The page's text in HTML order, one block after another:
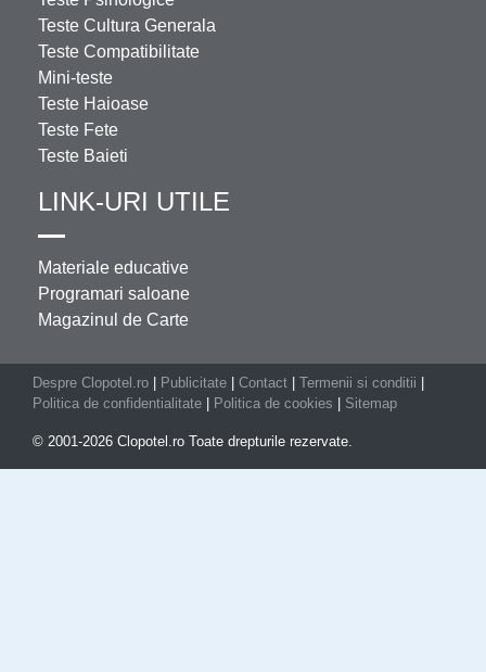
Teste Cultura Generala
Teste Compatibilitate
Mini-teste
Teste Haioase
Teste Fete
Teste Baieti
LINK-URI UTILE
Materiale educative
Programari saloane
Magazinul de Carte
Despre Clopotel.ro Publicitate Contact Termenii si conditii
Politica de confidentialitate
Politica de cookies Sitemap
© 2001-2026 Clopotel.ro Toate drepturile rezervate.